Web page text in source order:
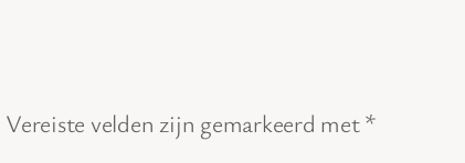
Vereiste velden zijn gemarkeerd met*